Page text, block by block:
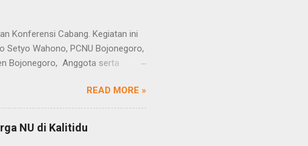
Konferensi Cabang. Kegiatan ini
Setyo Wahono, PCNU Bojonegoro,
Bojonegoro, Anggota serta
dalam meneguhkan kiprah
Dalam Konferensi Cabang
Muna Anggita dokter Sofan
Maupun Fatayat, maupun
READ MORE »
NU di Kalitidu